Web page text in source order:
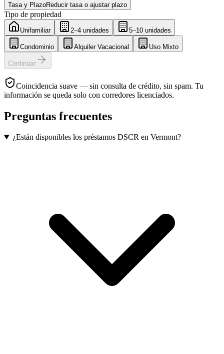
Tasa y PlazoReducir tasa o ajustar plazo
Tipo de propiedad
Unifamiliar 2–4 unidades 5–10 unidades
Condominio Alquiler Vacacional Uso Mixto
Continuar
Coincidencia suave — sin consulta de crédito, sin spam. Tu
información se queda solo con corredores licenciados.
Preguntas frecuentes
¿Están disponibles los préstamos DSCR en Vermont?